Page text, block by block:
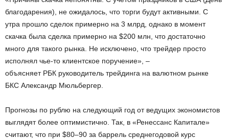
благодарения), не ожидалось, что торги будут активными. С
утра прошло сделок примерно на 3 млрд, однако в момент
скачка была сделка примерно на $200 млн, что достаточно
много для такого рынка. Не исключено, что трейдер просто
исполнял чье-то клиентское поручение», –
объясняет РБК руководитель трейдинга на валютном рынке
БКС Александр Мюльбергер.
Прогнозы по рублю на следующий год от ведущих экономистов
выглядят более оптимистично. Так, в «Ренессанс Капитале»
считают, что при $80–90 за баррель среднегодовой курс